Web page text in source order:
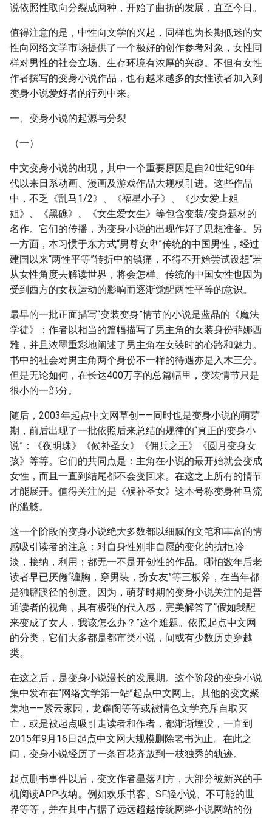
说依照性取向分裂成两种，开始了曲折的发展，直至今日。
值得注意的是，中性向文学的兴起，同样也为长期低迷的女
性向网络文学市场提供了一个极好的创作参考对象，女性同
样对男性的社会立场、生存环境有浓厚的兴趣。不但有女性
作者撰写的变身小说作品，也有越来越多的女性读者加入到
变身小说爱好者的行列中来。
一、变身小说的起源与分裂
（一）
中文变身小说的出现，其中一个重要原因是自20世纪90年
代以来日系动画、漫画及游戏作品大规模引进。这些作品
中，不乏《乱马1/2》、《福星小子》、《少女爱上姐
姐》、《黑礁》、《女生爱女生》等包含变装/变身题材的
名作。它们的传播，为变身小说的出现作好了思想准备。另
一方面，本习惯于东方式“男尊女卑”传统的中国男性，经过
建国以来“两性平等”转折中的镇痛，不得不开始尝试设想“若
从女性角度去解读世界，将会怎样。传统的中国女性也因为
受到西方的女权运动的影响而逐渐觉醒两性平等的意识。
最早的一批正面描写“变装变身”情节的小说是蓝晶的《魔法
学徒》：作者以相当的篇幅描写了男主角的女装身份菲娜西
雅，并且浓墨重彩地阐述了男主角在女装时的心路和魅力。
书中的社会对男主角两个身份不一样的待遇亦是入木三分。
但是无论如何，在长达400万字的总篇幅里，变装情节只是
很小的一部分。
随后，2003年起点中文网草创——同时也是变身小说的萌芽
期，前后出现了一批依照后来总结的规律的“真正的变身小
说”：《夜明珠》《候补圣女》《佣兵之王》《圆月变身女
孩》等等。它们的共同点是：主角在小说的最开始就会变成
女性，而且一直到结尾都不会变回来。在这之上所有的情节
才能展开。值得关注的是《候补圣女》这本号称变身种马流
的滥觞。
这一个阶段的变身小说绝大多数都以细腻的文笔和丰富的情
感吸引读者的注意：对自身性别非自愿的变化的抗拒,冷
淡，接纳，利用；都无一不是开创性的作品。哪怕数年后老
读者早已厌倦“缠胸，穿男装，扮女友”等三板斧，在当年都
是独辟蹊径的创意。因为，萌芽时期的变身小说关注的是普
通读者的视角，具有极强的代入感，完美解答了“假如我醒
来变成了女人，我该怎么办？”这个难题。依照起点中文网
的分类，它们大多都是都市类小说，间或有少数历史穿越
类。
在这之后，是变身小说漫长的发展期。这个阶段的变身小说
集中发布在“网络文学第一站”起点中文网上。其他的变文聚
集地——紫云家园，龙耀阁等等或被情色文学充斥自取灭
亡，或是被起点吸引走读者和作者，都渐渐堙没，一直到
2015年9月16日起点中文网大规模删除老书为止。在此之
间，变身小说经历了一条百花齐放到一枝独秀的轨迹。
起点删书事件以后，变文作者星落四方，大部分被新兴的手
机阅读APP收纳。例如欢乐书客、SF轻小说、不可能的世
界等等，并在其中占据了远远超越传统网络小说网站的份